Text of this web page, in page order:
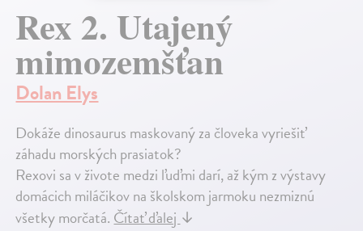
Rex 2. Utajený
mimozemšťan
Dolan Elys
Dokáže dinosaurus maskovaný za človeka vyriešiť
záhadu morských prasiatok?
Rexovi sa v živote medzi ľuďmi darí, až kým z výstavy
domácich miláčikov na školskom jarmoku nezmiznú
všetky morčatá.Čítať ďalej↓